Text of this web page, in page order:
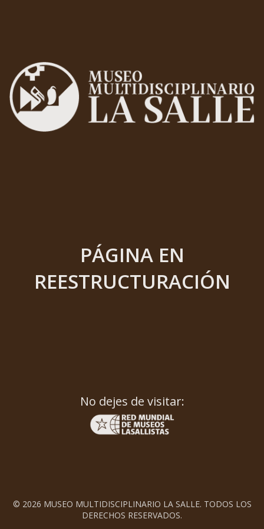
PÁGINA EN
REESTRUCTURACIÓN
No dejes de visitar:
© 2026 MUSEO MULTIDISCIPLINARIO LA SALLE. TODOS LOS
DERECHOS RESERVADOS.